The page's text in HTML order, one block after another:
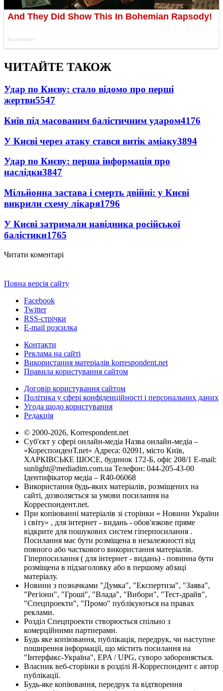
ЧИТАЙТЕ ТАКОЖ
Удар по Києву: стало відомо про перші
жертви5547
Київ під масованим балістичним ударом4176
У Києві через атаку стався витік аміаку3894
Удар по Києву: перша інформація про
наслідки3847
Мільйонна застава і смерть двійні: у Києві
викрили схему лікаря1796
У Києві затримали навідника російської
балістики1765
Читати коментарі
Повна версія сайту
Facebook
Twitter
RSS-стрічки
E-mail розсилка
Контакти
Реклама на сайті
Використання матеріалів korrespondent.net
Правила користування сайтом
Договір користування сайтом
Політика у сфері конфіденційності і персональних даних
Угода щодо користування
Редакція
© 2000-2026, Korrespondent.net
Суб'єкт у сфері онлайн-медіа Назва онлайн-медіа –
«КореспонденТ.net» Адреса: 02091, місто Київ,
ХАРКІВСЬКЕ ШОСЕ, будинок 172-Б, офіс 208/1 E-mail:
sunlight@mediadim.com.ua Телефон: 044-205-43-00
Ідентифікатор медіа – R40-06068
Використання будь-яких матеріалів, розміщених на
сайті, дозволяється за умови посилання на
Корреспондент.net.
При копіюванні матеріалів зі сторінки « Новини України
і світу» , для інтернет - видань - обов'язкове пряме
відкрите для пошукових систем гіперпосилання .
Посилання має бути розміщена в незалежності від
повного або часткового використання матеріалів.
Гіперпосилання ( для інтернет - видань) - повинна бути
розміщена в підзаголовку або в першому абзаці
матеріалу.
Новини з позначками "Думка", "Експертиза", "Заява",
"Регіони", "Гроші", "Влада", "Вибори", "Тест-драйв",
"Спецпроекти", "Промо" публікуються на правах
реклами.
Розділ Спецпроекти створюється спільно з
комерційними партнерами.
Будь яке копіювання, публікація, передрук, чи наступне
поширення інформації, що містить посилання на
"Інтерфакс-Україна", EPA / UPG, суворо забороняється.
Власник веб-сторінки в розділі Я-Корреспондент є автор
публікації.
Будь-яке копіювання, передрук та відтворення